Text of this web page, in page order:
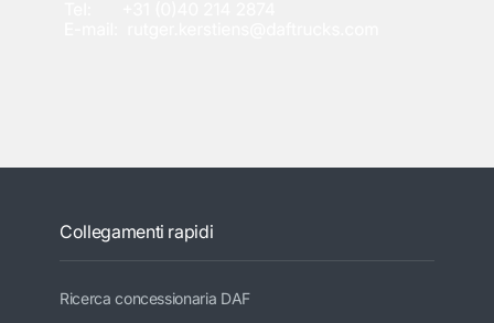
Collegamenti rapidi
Ricerca concessionaria DAF